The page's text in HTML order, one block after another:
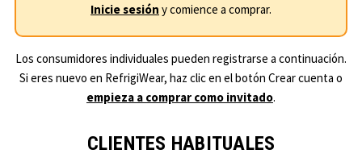
Inicie sesión y comience a comprar.
Los consumidores individuales pueden registrarse a continuación.
Si eres nuevo en RefrigiWear, haz clic en el botón Crear cuenta o
empieza a comprar como invitado.
CLIENTES HABITUALES